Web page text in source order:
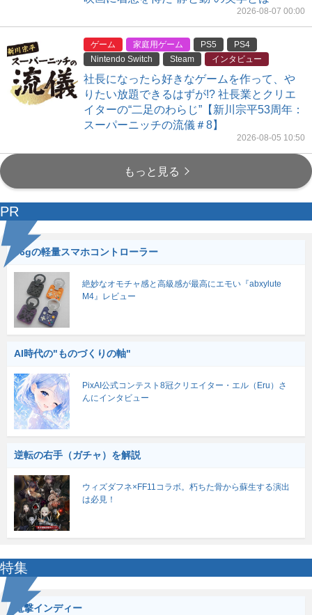
2026-08-07 00:00
ゲーム 家庭用ゲーム PS5
PS4
Nintendo Switch
Steam インタビュー
社長になったら好きなゲームを作って、や
りたい放題できるはずが!? 社長業とクリエ
イターの“二足のわらじ”【新川宗平53周年：
スーパーニッチの流儀＃8】
2026-08-05 10:50
もっと見る
PR
56gの軽量スマホコントローラー
絶妙なオモチャ感と高級感が最高にエモい『abxylute
M4』レビュー
AI時代の"ものづくりの軸"
PixAI公式コンテスト8冠クリエイター・エル（Eru）さ
んにインタビュー
逆転の右手（ガチャ）を解説
ウィズダフネ×FF11コラボ。朽ちた骨から蘇生する演出
は必見！
特集
電撃インディー